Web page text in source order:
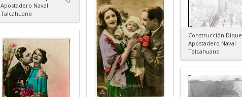
Apostadero Naval
Talcahuano
Construcción Dique
Apostadero Naval
Talcahuano